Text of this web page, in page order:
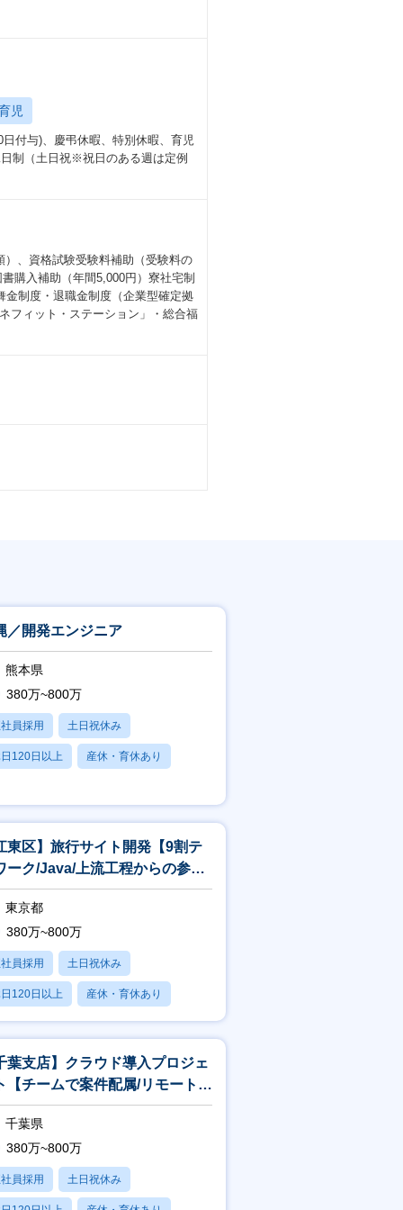
児
付与)、慶弔休暇、特別休暇、育児
制（土日祝※祝日のある週は定例
、資格試験受験料補助（受験料の
購入補助（年間5,000円）寮社宅制
制度・退職金制度（企業型確定拠
フィット・ステーション」・総合福
／開発エンジニア
熊本県
380万~800万
員採用 土日祝休み
120日以上 産休・育休あり
東区】旅行サイト開発【9割テ
ーク/Java/上流工程からの参
東京都
380万~800万
員採用 土日祝休み
120日以上 産休・育休あり
業20時間以内
葉支店】クラウド導入プロジェ
【チームで案件配属/リモート
計・構築の経験が詰めます】
千葉県
380万~800万
員採用 土日祝休み